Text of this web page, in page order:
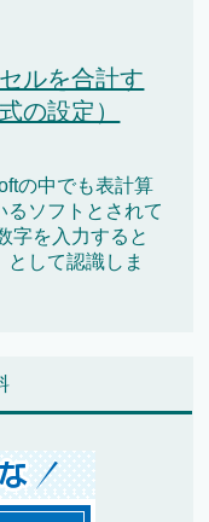
ルを合計す
の設定）
の中でも表計算
るソフトとされて
字を入力すると
として認識しま